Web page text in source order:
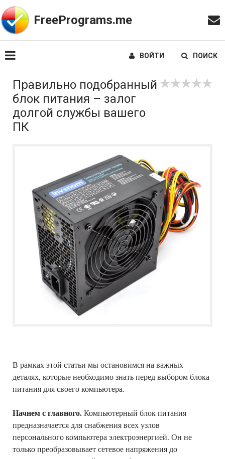
FreePrograms.me
ВОЙТИ ПОИСК
Правильно подобранный
блок питания – залог
долгой службы вашего
ПК
В рамках этой статьи мы остановимся на важных
деталях, которые необходимо знать перед выбором блока
питания для своего компьютера.
Начнем с главного.Компьютерный блок питания
предназначается для снабжения всех узлов
персонального компьютера электроэнергией. Он не
только преобразовывает сетевое напряжения до